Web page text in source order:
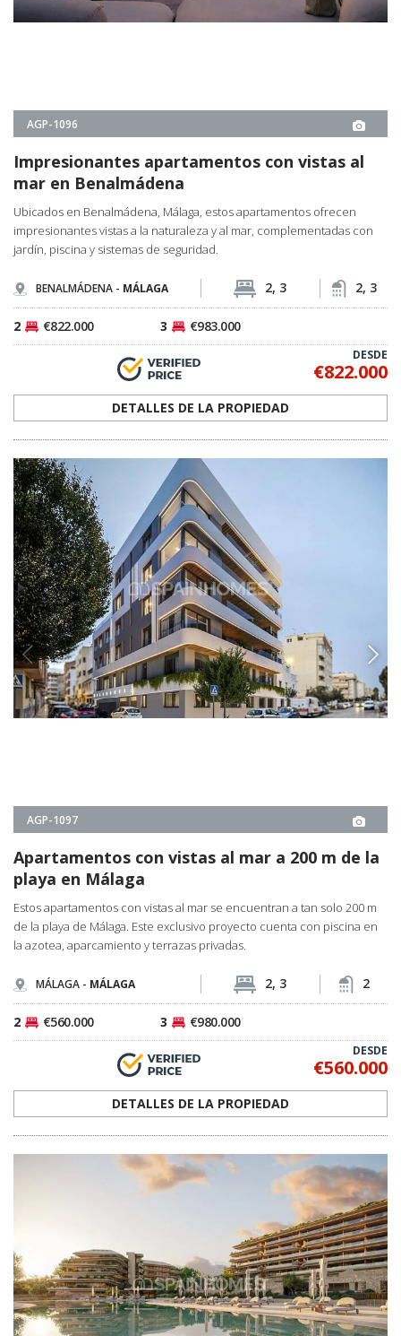
DESDE
€822.000
AGP-1097
Apartamentos con vistas al mar a 200 m de la
playa en Málaga
Estos apartamentos con vistas al mar se encuentran a tan solo 200 m
de la playa de Málaga. Este exclusivo proyecto cuenta con piscina en
la azotea, aparcamiento y terrazas privadas.
MÁLAGA -MÁLAGA 2, 3
2 €560.000 3 €980.000
DESDE
€560.000
Elegantes apartamentos a 900 m del mar en
Los apartamentos en Fuengirola, Málaga, se encuentran a pocos
pasos de la playa. El proyecto ofrece jardines comunitarios
paisajísticos, seguridad y una variedad de servicios de bienestar.